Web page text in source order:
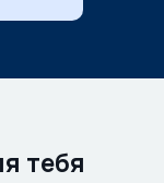
тебя